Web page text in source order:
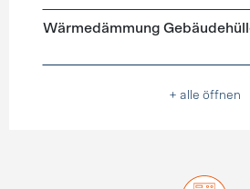
Wärmedämmung
+ alle öffnen